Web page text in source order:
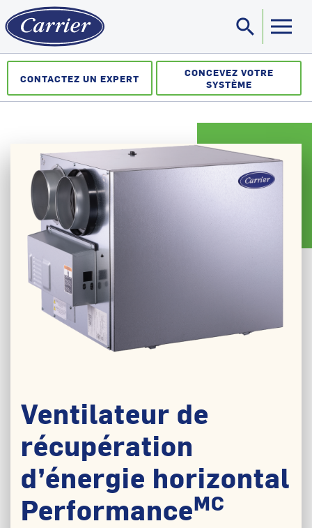
search
CONTACTEZ UN EXPERT
CONCEVEZ VOTRE
SYSTÈME
Ventilateur de
récupération
d’énergie horizontal
PerformanceMC